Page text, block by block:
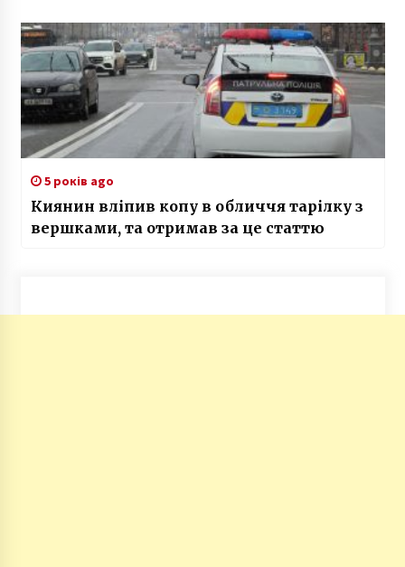
5 років ago
Киянин вліпив копу в обличчя тарілку з
вершками, та отримав за це статтю